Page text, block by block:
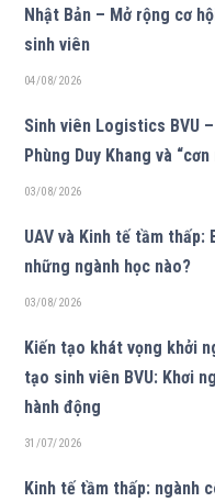
Nhật Bản – Mở rộng cơ
sinh viên
04/08/2026
Sinh viên Logistics BVU
Phùng Duy Khang và
03/08/2026
UAV và Kinh tế tầm thấp:
những ngành học nào?
03/08/2026
Kiến tạo khát vọng khởi
tạo sinh viên BVU: Khơi
hành động
31/07/2026
Kinh tế tầm thấp: ngành